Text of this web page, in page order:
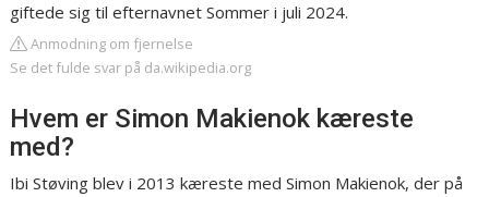
giftede sig til efternavnet Sommer i juli 2024.
Anmodning om fjernelse
Se det fulde svar på da.wikipedia.org
Hvem er Simon Makienok kæreste
med?
Ibi Støving blev i 2013 kæreste med Simon Makienok, der på